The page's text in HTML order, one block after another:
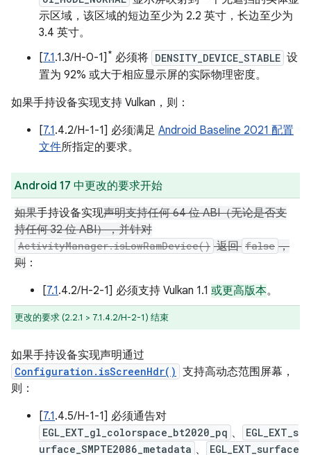
示区域，该区域的短边至少为 2.2 英寸，长边至少为
3.4 英寸。
[7.1.1.3/H-0-1] * 必须将 DENSITY_DEVICE_STABLE 设
置为 92% 或大于相应显示屏的实际物理密度。
如果手持设备实现支持 Vulkan，则：
[7.1.4.2/H-1-1] 必须满足 Android Baseline 2021 配置
文件所指定的要求。
Android 17 中更改的要求开始
如果手持设备实现声明支持任何 64 位 ABI（无论是否支
持任何 32 位 ABI），并针对
ActivityManager.isLowRamDevice() 返回 false ，
则 ：
[7.1.4.2/H-2-1] 必须支持 Vulkan 1.1 或更高版本。
更改的要求 (2.2.1 > 7.1.4.2/H-2-1) 结束
如果手持设备实现声明通过
Configuration.isScreenHdr() 支持高动态范围屏幕，
则：
[7.1.4.5/H-1-1] 必须通告对
EGL_EXT_gl_colorspace_bt2020_pq 、
EGL_EXT_s
urface_SMPTE2086_metadata 、
EGL_EXT_surface